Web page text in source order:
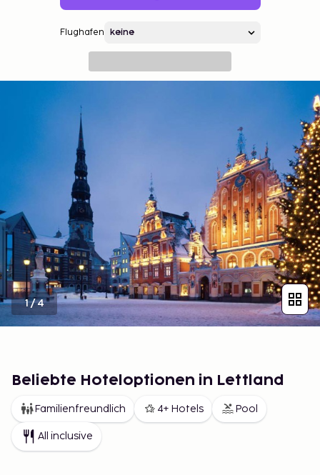
Flughafen
1/4
Beliebte Hoteloptionen in Lettland
Familienfreundlich 4+ Hotels Pool
All inclusive